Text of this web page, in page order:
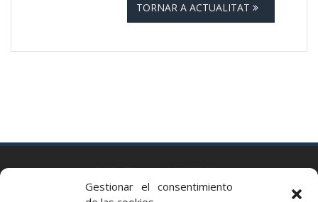
Gestionar el consentimiento
TORNAR A ACTUALITAT
Via Augusta 2 bis, 3º, 08006 Barcelona